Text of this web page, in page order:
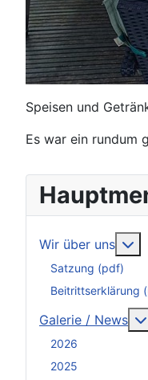
Speisen und
Es war ein rundum
Wir über uns
Satzung (pdf)
Beitrittserklärung
Galerie / News
2026
2025